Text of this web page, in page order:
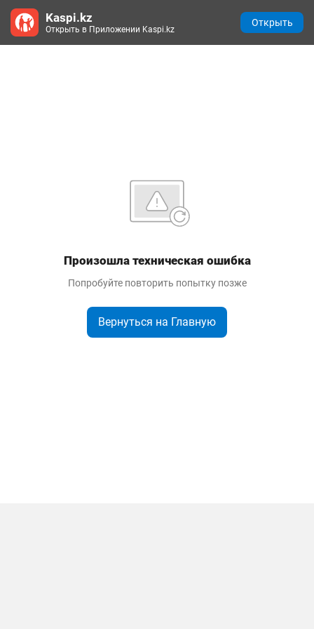
Произошла техническая ошибка
Попробуйте повторить попытку позже
Вернуться на Главную
Kaspi.kz
Открыть в Приложении Kaspi.kz
Открыть